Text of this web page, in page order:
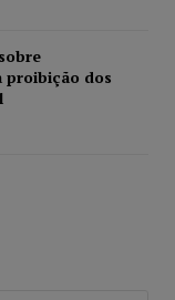
proibição dos